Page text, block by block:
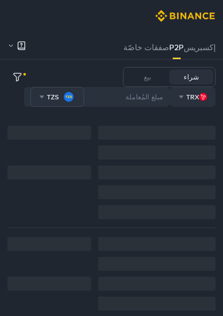
إكسبريسP2Pصفقات خاصّة
شراء بيع
TRX
TZS